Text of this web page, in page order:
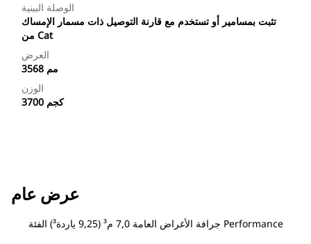
الوصلة البينية
تثبت بمسامير أو تستخدم مع قارنة التوصيل ذات مسمار الإمساك
من Cat
العرض
3568 مم
الوزن
3700 كجم
عرض عام
جرافة الأغراض العامة 7,0 م³ (9,25 ياردة³) الفئة Performance